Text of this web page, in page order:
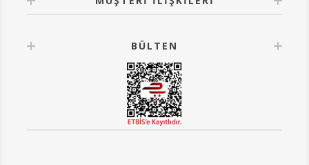
BÜLTEN